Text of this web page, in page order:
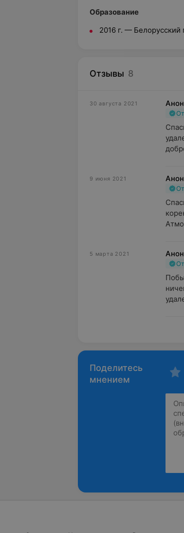
Образование
2016 г. — Белорусский
Отзывы 8
30 августа 2021
9 июня 2021
5 марта 2021
Поделитесь
мнением